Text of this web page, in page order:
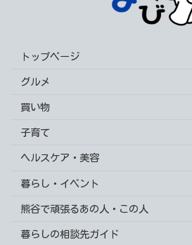
トップページ
グルメ
買い物
子育て
ヘルスケア・美容
暮らし・イベント
熊谷で頑張るあの人・この人
暮らしの相談先ガイド